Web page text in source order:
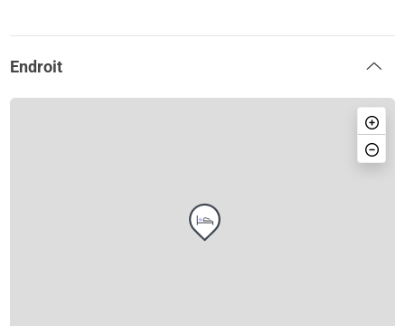
Endroit